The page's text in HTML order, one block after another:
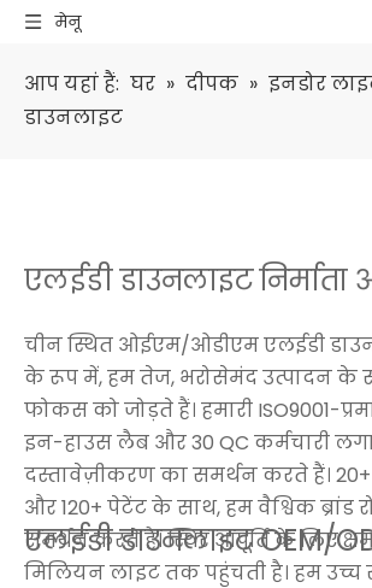
मेनू
आप यहां हैं: घर » दीपक » इनडोर
डाउनलाइट
एलईडी डाउनलाइट
चीन स्थित ओईएम/ओडीएम एलईडी
के रूप में, हम तेज, भरोसेमंद उत्पादन के
फोकस को जोड़ते हैं। हमारी ISO9001-
इन-हाउस लैब और 30 QC कर्मचारी
दस्तावेज़ीकरण का समर्थन करते हैं।
और 120+ पेटेंट के साथ, हम वैश्विक ब्रांड
समर्थन करते हैं। स्थिर आपूर्ति के लिए
मिलियन लाइट तक पहुंचती है। हम
एलईडी डाउनलाइट OEM/